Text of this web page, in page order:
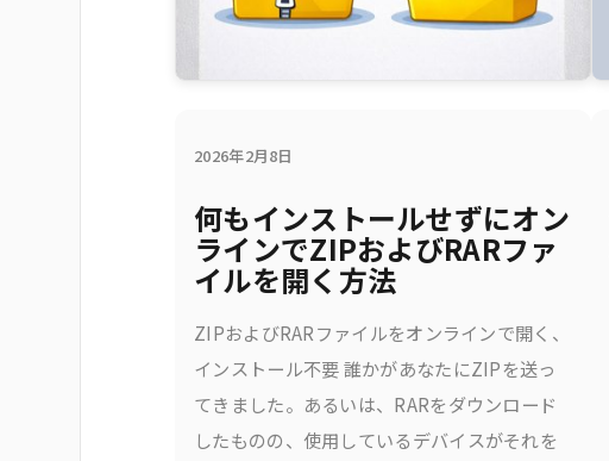
2026年2月8日
何もインストールせずにオン
ラインでZIPおよびRARファ
イルを開く方法
ZIPおよびRARファイルをオンラインで開く、
インストール不要 誰かがあなたにZIPを送っ
てきました。あるいは、RARをダウンロード
したものの、使用しているデバイスがそれを